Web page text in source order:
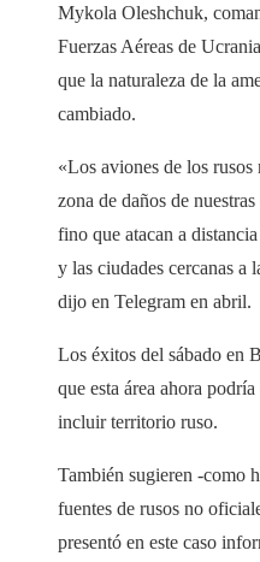
Mykola Oleshchuk,
Fuerzas Aéreas de
que la naturaleza de la
cambiado.
«Los aviones de los rusos
zona de daños de nuestras
fino que atacan a
y las ciudades cercanas a
dijo en Telegram en abril.
Los éxitos del sábado en
que esta área ahora
incluir territorio ruso.
También sugieren -como
fuentes de rusos no
presentó en este caso